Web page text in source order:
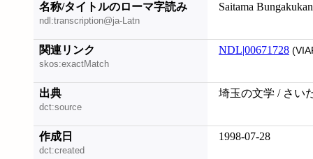
名称/タイトルのローマ字読み
ndl:transcription@ja-Latn
Saitama Bungakukan
関連リンク
skos:exactMatch
NDL|00671728
出典
dct:source
埼玉の文学 / さい
作成日
dct:created
1998-07-28